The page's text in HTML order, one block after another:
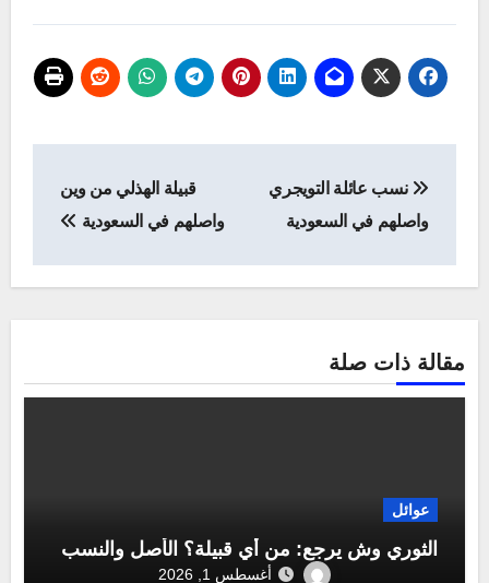
المقالات
نسب عائلة التويجري
واصلهم في السعودية
قبيلة الهذلي من وين
واصلهم في السعودية
مقالة ذات صلة
عوائل
الثوري وش يرجع: من أي قبيلة؟ الأصل والنسب
أغسطس 1, 2026